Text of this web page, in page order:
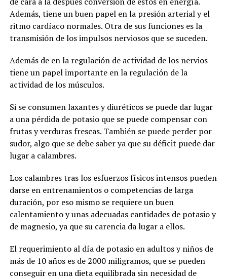
Además, tiene un buen papel en la presión arterial y el
ritmo cardíaco normales. Otra de sus funciones es la
transmisión de los impulsos nerviosos que se suceden.
Además de en la regulación de actividad de los nervios
tiene un papel importante en la regulación de la
actividad de los músculos.
Si se consumen laxantes y diuréticos se puede dar lugar
a una pérdida de potasio que se puede compensar con
frutas y verduras frescas. También se puede perder por
sudor, algo que se debe saber ya que su déficit puede dar
lugar a calambres.
Los calambres tras los esfuerzos físicos intensos pueden
darse en entrenamientos o competencias de larga
duración, por eso mismo se requiere un buen
calentamiento y unas adecuadas cantidades de potasio y
de magnesio, ya que su carencia da lugar a ellos.
El requerimiento al día de potasio en adultos y niños de
más de 10 años es de 2000 miligramos, que se pueden
conseguir en una dieta equilibrada sin necesidad de